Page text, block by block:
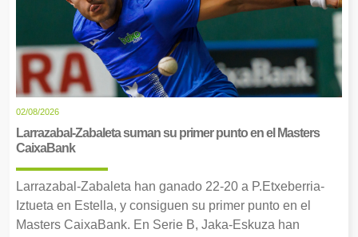
02/08/2026
Larrazabal-Zabaleta suman su primer punto en el Masters
CaixaBank
Larrazabal-Zabaleta han ganado 22-20 a P.Etxeberria-
Iztueta en Estella, y consiguen su primer punto en el
Masters CaixaBank. En Serie B, Jaka-Eskuza han